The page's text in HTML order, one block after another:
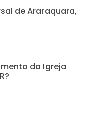
de Araraquara,
da Igreja